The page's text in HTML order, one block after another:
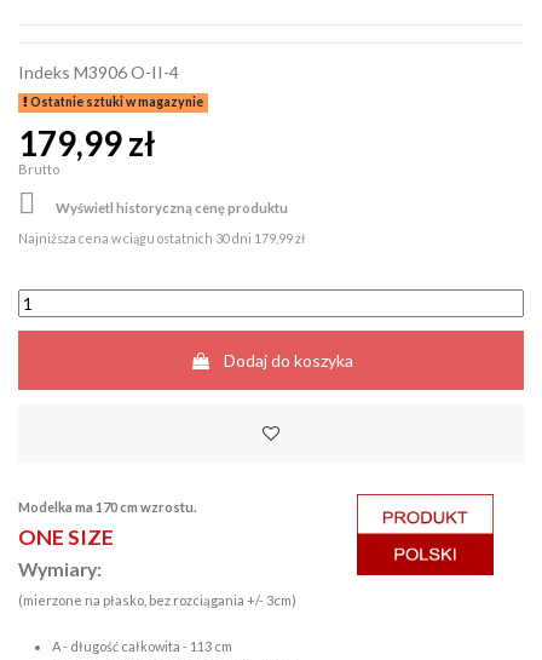
Indeks M3906 O-II-4
Ostatnie sztuki w magazynie
179,99 zł
Brutto

Wyświetl historyczną cenę produktu
Najniższa cena w ciągu ostatnich 30 dni 179,99 zł
Dodaj do koszyka
Modelka ma 170 cm wzrostu.
ONE SIZE
Wymiary:
(mierzone na płasko, bez rozciągania +/- 3cm)
A - długość całkowita - 113 cm